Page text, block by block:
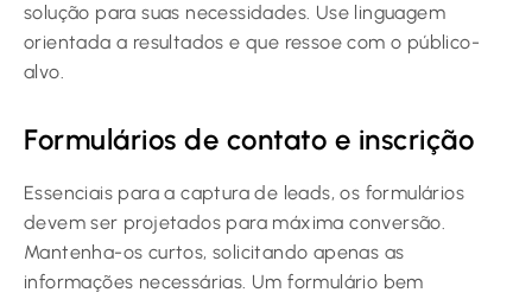
solução para suas necessidades. Use linguagem
orientada a resultados e que ressoe com o público-
alvo.
Formulários de contato e inscrição
Essenciais para a captura de leads, os formulários
devem ser projetados para máxima conversão.
Mantenha-os curtos, solicitando apenas as
informações necessárias. Um formulário bem